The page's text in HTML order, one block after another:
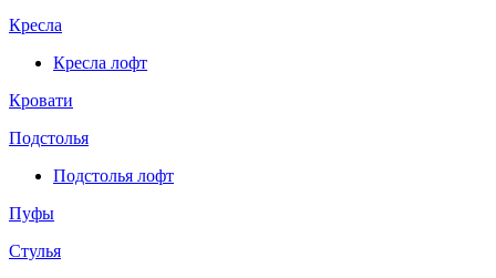
Кресла
Кресла лофт
Кровати
Подстолья
Подстолья лофт
Пуфы
Стулья